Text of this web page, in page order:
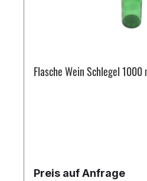
Flasche Wein Schlegel 1000
Preis auf Anfrage